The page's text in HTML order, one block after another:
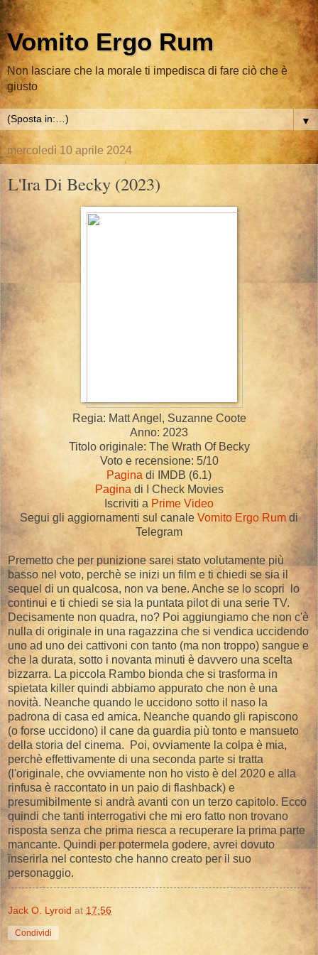
Vomito Ergo Rum
Non lasciare che la morale ti impedisca di fare ciò che è
giusto
▼
mercoledì 10 aprile 2024
L'Ira Di Becky (2023)
Regia: Matt Angel, Suzanne Coote
Anno: 2023
Titolo originale: The Wrath Of Becky
Voto e recensione: 5/10
Pagina di IMDB (6.1)
Pagina di I Check Movies
Iscriviti a Prime Video
Segui gli aggiornamenti sul canale Vomito Ergo Rum di
Telegram
Premetto che per punizione sarei stato volutamente più
basso nel voto, perchè se inizi un film e ti chiedi se sia il
sequel di un qualcosa, non va bene. Anche se lo scopri lo
continui e ti chiedi se sia la puntata pilot di una serie TV.
Decisamente non quadra, no? Poi aggiungiamo che non c'è
nulla di originale in una ragazzina che si vendica uccidendo
uno ad uno dei cattivoni con tanto (ma non troppo) sangue e
che la durata, sotto i novanta minuti è davvero una scelta
bizzarra. La piccola Rambo bionda che si trasforma in
spietata killer quindi abbiamo appurato che non è una
novità. Neanche quando le uccidono sotto il naso la
padrona di casa ed amica. Neanche quando gli rapiscono
(o forse uccidono) il cane da guardia più tonto e mansueto
della storia del cinema. Poi, ovviamente la colpa è mia,
perchè effettivamente di una seconda parte si tratta
(l'originale, che ovviamente non ho visto è del 2020 e alla
rinfusa è raccontato in un paio di flashback) e
presumibilmente si andrà avanti con un terzo capitolo. Ecco
quindi che tanti interrogativi che mi ero fatto non trovano
risposta senza che prima riesca a recuperare la prima parte
mancante. Quindi per potermela godere, avrei dovuto
inserirla nel contesto che hanno creato per il suo
personaggio.
Jack O. Lyroid at 17:56
Condividi